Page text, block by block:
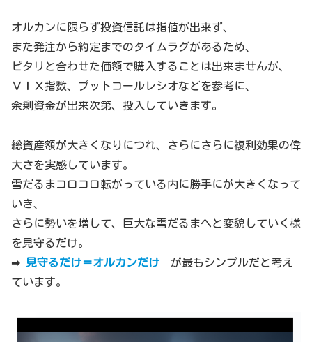
オルカンに限らず投資信託は指値が出来ず、
また発注から約定までのタイムラグがあるため、
ピタリと合わせた価額で購入することは出来ませんが、
ＶＩＸ指数、プットコールレシオなどを参考に、
余剰資金が出来次第、投入していきます。
総資産額が大きくなりにつれ、さらにさらに複利効果の偉
大さを実感しています。
雪だるまコロコロ転がっている内に勝手にが大きくなって
いき、
さらに勢いを増して、巨大な雪だるまへと変貌していく様
を見守るだけ。
➡
見守るだけ＝オルカンだけ が最もシンプルだと考え
ています。